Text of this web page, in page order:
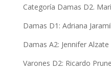
Categoría Damas D2.
Damas D1: Adriana
Damas A2: Jennifer
Varones D2: Ricardo